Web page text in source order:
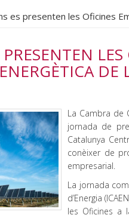
es presenten les Oficines
DE
La Cambra de
jornada de
Catalunya
conèixer de
empresarial.
La jornada
d’Energia
les Oficines a